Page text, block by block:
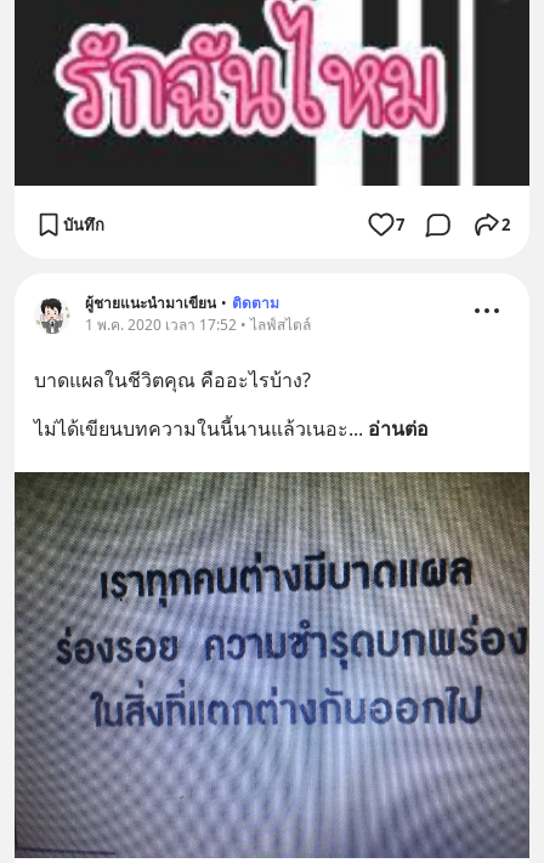
บันทึก 7 2
ผู้ชายแนะนำมาเขียน • ติดตาม
1 พ.ค. 2020 เวลา 17:52 • ไลฟ์สไตล์
บาดแผลในชีวิตคุณ คืออะไรบ้าง?
ไม่ได้เขียนบทความในนี้นานแล้วเนอะ... อ่านต่อ